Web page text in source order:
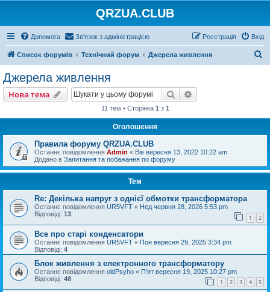
QRZUA.CLUB
Допомога Зв'язок з адміністрацією Вхід
Реєстрація
Список форумів Технічний форум Джерела живлення
Джерела живлення
Нова тема Пошук
11 тем • Сторінка 1 з 1
Оголошення
Правила форуму QRZUA.CLUB
Останнє повідомлення Admin « Вів вересня 13, 2022 10:22 am
Додано в Запитання та побажання по форуму
Тем
Re: Декілька напруг з однієї обмотки трансформатора
Останнє повідомлення UR5VFT « Нед червня 28, 2026 5:53 pm
Відповіді: 13 1 2
Все про старі конденсатори
Останнє повідомлення UR5VFT « Пон вересня 29, 2025 3:34 pm
Відповіді: 4
Блок живлення з електронного трансформатору
Останнє повідомлення oldPsyho « П'ят вересня 19, 2025 10:27 pm
Відповіді: 48 1 2 3 4 5